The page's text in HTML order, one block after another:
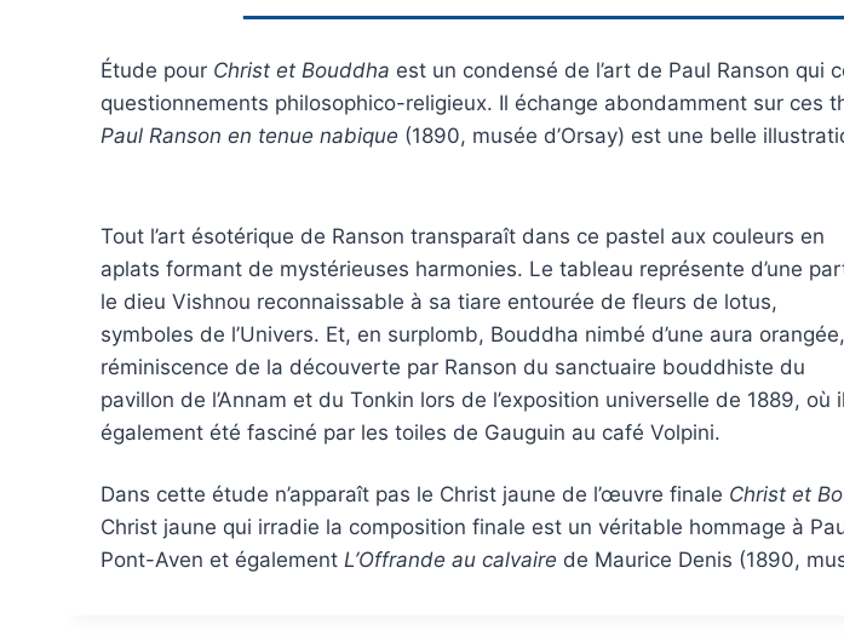
Étude pour Christ et Bouddha est un condensé de l’art de Paul Ranson
questionnements philosophico-religieux. Il échange abondamment sur ces
Paul Ranson en tenue nabique (1890, musée d’Orsay) est une belle
Tout l’art ésotérique de Ranson transparaît dans ce pastel aux couleurs en
aplats formant de mystérieuses harmonies. Le tableau représente d’une
le dieu Vishnou reconnaissable à sa tiare entourée de fleurs de lotus,
symboles de l’Univers. Et, en surplomb, Bouddha nimbé d’une aura orangée,
réminiscence de la découverte par Ranson du sanctuaire bouddhiste du
pavillon de l’Annam et du Tonkin lors de l’exposition universelle de 1889, où
également été fasciné par les toiles de Gauguin au café Volpini.
Dans cette étude n’apparaît pas le Christ jaune de l’œuvre finale Christ et
Christ jaune qui irradie la composition finale est un véritable hommage à
Pont-Aven et également L’Offrande au calvaire de Maurice Denis (1890,